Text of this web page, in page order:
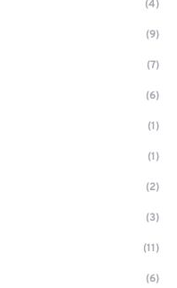
(4)
(9)
(7)
(6)
(1)
(1)
(2)
(3)
(11)
(6)